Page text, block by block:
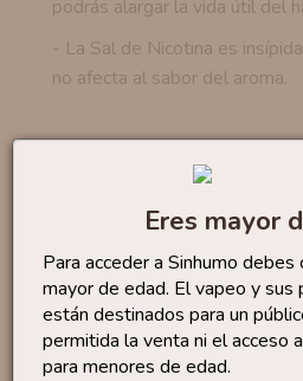
Eres mayor
Para acceder a Sinhumo
mayor de edad. El vapeo y sus
están destinados para un
permitida la venta ni el acceso
para menores de edad.
podrás alargar la vida útil del
- La Sal de Nicotina es
no afecta al sabor del aroma.
Productos similares
Sales Lemon
By...